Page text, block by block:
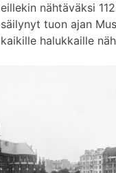
nähtäväksi
tuon ajan
halukkaille